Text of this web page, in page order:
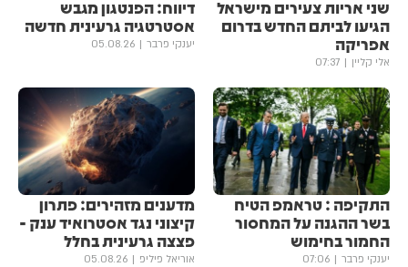
שני אריות צעירים מישראל
הגיעו לביתם החדש בדרום
אפריקה
אלי קליין 07:37
דיווח: הפנטגון מגבש
אסטרטגיה גרעינית חדשה
יענקי פרבר 05.08.26
התקיפה : טראמפ הטיח
בשר ההגנה על המחסור
החמור בחימוש
יענקי פרבר 07:06
מדענים מזהירים: פתרון
קיצוני נגד אסטרואיד ענק -
פצצה גרעינית בחלל
אוריאל פיליפ 05.08.26